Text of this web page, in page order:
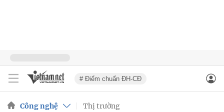
# Điểm chuẩn ĐH-CĐ
Công nghệ Thị trường